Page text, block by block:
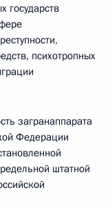
государств
психотропных
загранаппарата
Федерации
штатной